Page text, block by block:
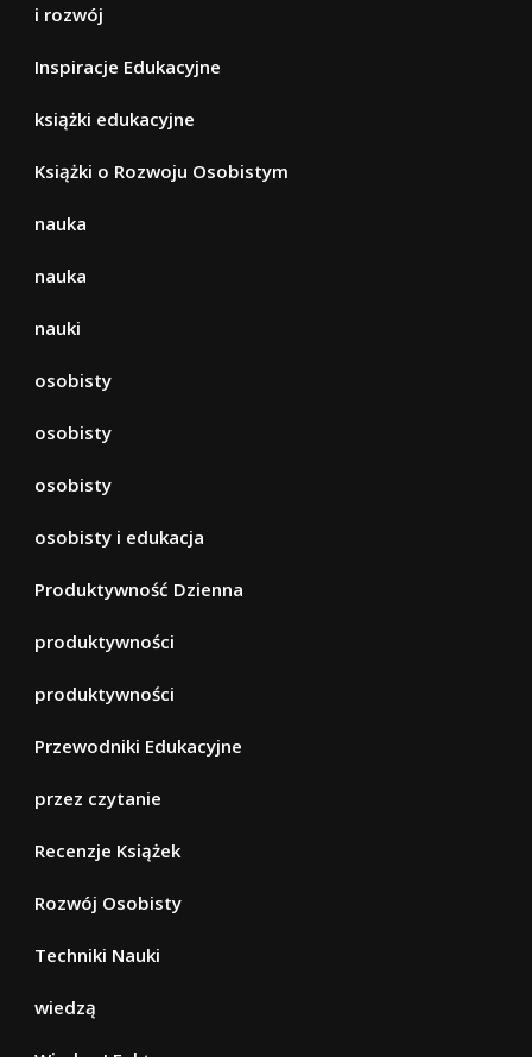
i rozwój
Inspiracje Edukacyjne
książki edukacyjne
Książki o Rozwoju Osobistym
nauka
nauka
nauki
osobisty
osobisty
osobisty
osobisty i edukacja
Produktywność Dzienna
produktywności
produktywności
Przewodniki Edukacyjne
przez czytanie
Recenzje Książek
Rozwój Osobisty
Techniki Nauki
wiedzą